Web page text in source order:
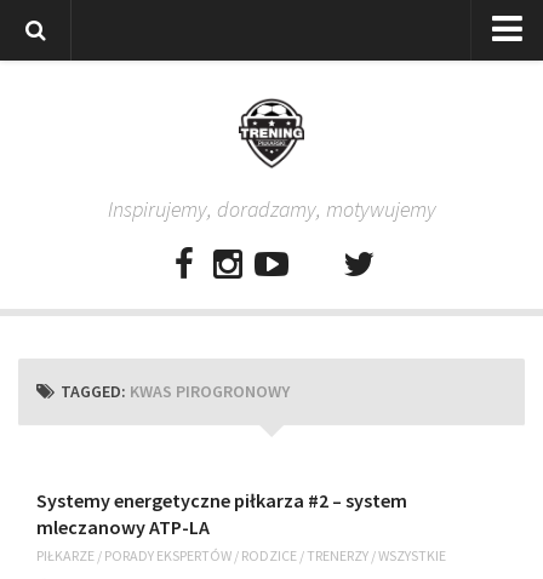
Rodzice
Aplikacja Pro Training – Trening Piłkarski
Plan treningowy “Piłkarski W-F w domu”
Inspirujemy, doradzamy, motywujemy
TAGGED: KWAS PIROGRONOWY
Systemy energetyczne piłkarza #2 – system
mleczanowy ATP-LA
PIŁKARZE / PORADY EKSPERTÓW / RODZICE /TRENERZY /WSZYSTKIE